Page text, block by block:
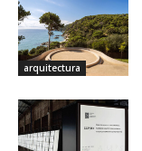
arquitectura